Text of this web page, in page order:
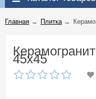
Главная → Плитка→
45x45